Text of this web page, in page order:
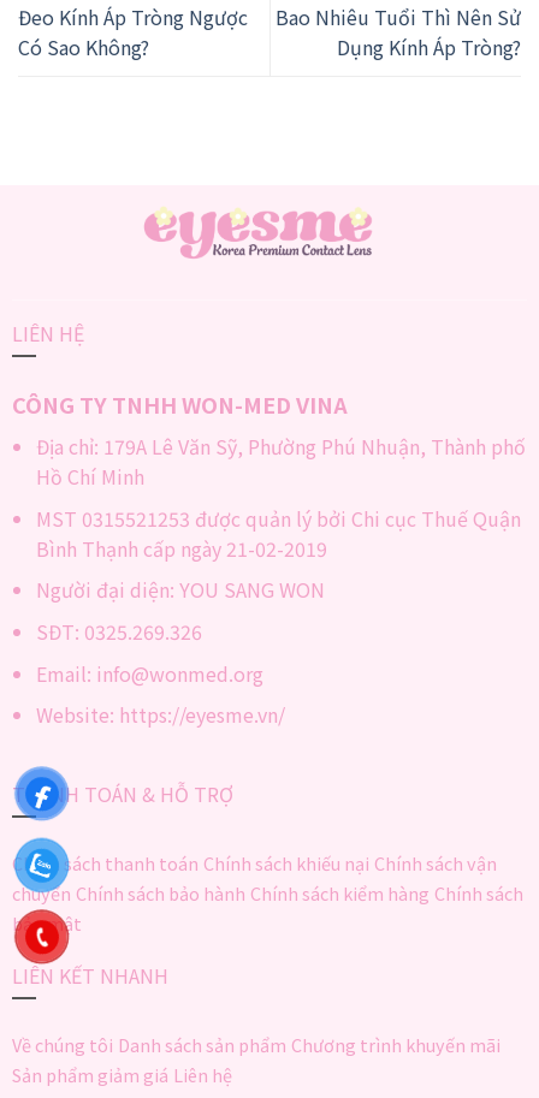
Đeo Kính Áp Tròng Ngược
Có Sao Không?
Bao Nhiêu Tuổi Thì Nên Sử
Dụng Kính Áp Tròng?
LIÊN HỆ
CÔNG TY TNHH WON-MED VINA
Địa chỉ: 179A Lê Văn Sỹ, Phường Phú Nhuận, Thành phố
Hồ Chí Minh
MST 0315521253 được quản lý bởi Chi cục Thuế Quận
Bình Thạnh cấp ngày 21-02-2019
Người đại diện: YOU SANG WON
SĐT: 0325.269.326
Email: info@wonmed.org
Website: https://eyesme.vn/
THANH TOÁN & HỖ TRỢ
Chính sách thanh toán Chính sách khiếu nại Chính sách vận
chuyển Chính sách bảo hành Chính sách kiểm hàng Chính sách
bảo mật
LIÊN KẾT NHANH
Về chúng tôi Danh sách sản phẩm Chương trình khuyến mãi
Sản phẩm giảm giá Liên hệ